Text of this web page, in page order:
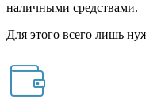
наличными средствами.
Для этого всего лишь